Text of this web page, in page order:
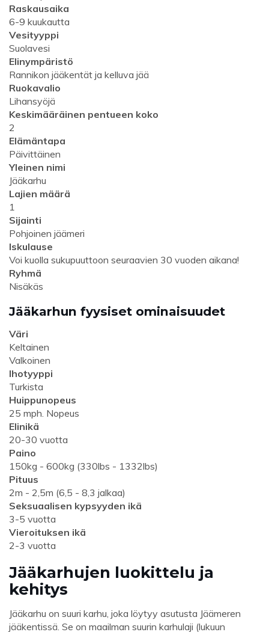
Raskausaika
6-9 kuukautta
Vesityyppi
Suolavesi
Elinympäristö
Rannikon jääkentät ja kelluva jää
Ruokavalio
Lihansyöjä
Keskimääräinen pentueen koko
2
Elämäntapa
Päivittäinen
Yleinen nimi
Jääkarhu
Lajien määrä
1
Sijainti
Pohjoinen jäämeri
Iskulause
Voi kuolla sukupuuttoon seuraavien 30 vuoden aikana!
Ryhmä
Nisäkäs
Jääkarhun fyysiset ominaisuudet
Väri
Keltainen
Valkoinen
Ihotyyppi
Turkista
Huippunopeus
25 mph. Nopeus
Elinikä
20-30 vuotta
Paino
150kg - 600kg (330lbs - 1332lbs)
Pituus
2m - 2,5m (6,5 - 8,3 jalkaa)
Seksuaalisen kypsyyden ikä
3-5 vuotta
Vieroituksen ikä
2-3 vuotta
Jääkarhujen luokittelu ja
kehitys
Jääkarhu on suuri karhu, joka löytyy asutusta Jäämeren
jääkentissä. Se on maailman suurin karhulaji (lukuun